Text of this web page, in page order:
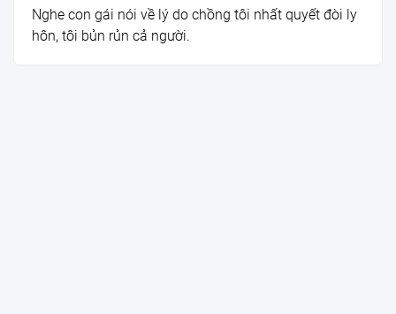
Nghe con gái nói về lý do chồng tôi nhất quyết đòi ly
hôn, tôi bủn rủn cả người.